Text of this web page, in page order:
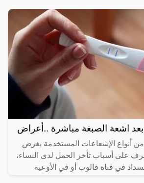
اشعة الصبغة مباشرة ..أعراض
أنواع الإشعاعات المستخدمة بغرض
على أسباب تأخر الحمل لدى النساء،
في قناة فالوب أو في الأوعية